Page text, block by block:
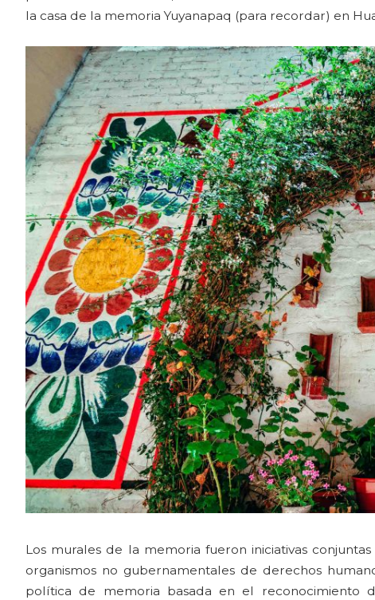
la casa de la memoria Yuyanapaq (para recordar) en
Los murales de la memoria fueron iniciativas
organismos no gubernamentales de derechos
política de memoria basada en el reconocimiento